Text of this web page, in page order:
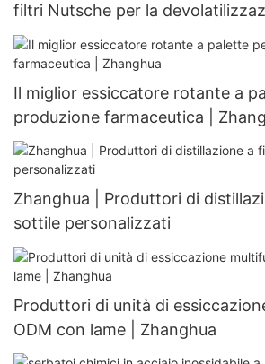
filtri Nutsche per la
polimeri
Il miglior essiccatore rotante a
produzione farmaceutica |
Zhanghua | Produttori di
sottile personalizzati
Produttori di unità di
ODM con lame | Zhanghua